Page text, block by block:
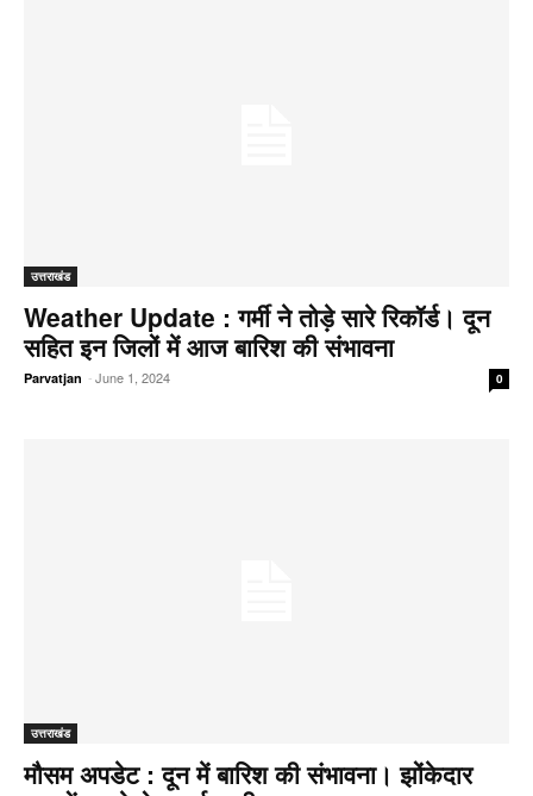
उत्तराखंड
Weather Update : गर्मी ने तोड़े सारे रिकॉर्ड। दून
सहित इन जिलों में आज बारिश की संभावना
Parvatjan -June 1, 2024 0
उत्तराखंड
मौसम अपडेट : दून में बारिश की संभावना। झोंकेदार